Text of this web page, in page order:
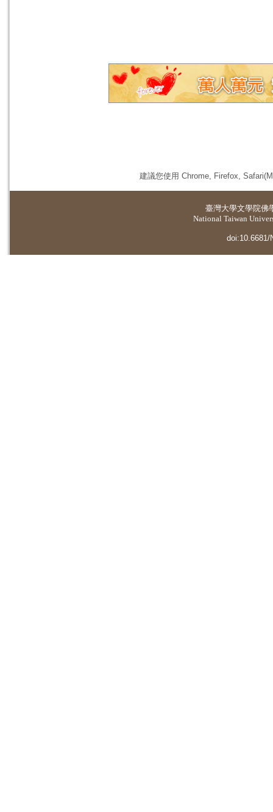
建議您使用 Chrome, Firefox,
臺灣大學文學院佛
National Taiwan
doi:10.6681/